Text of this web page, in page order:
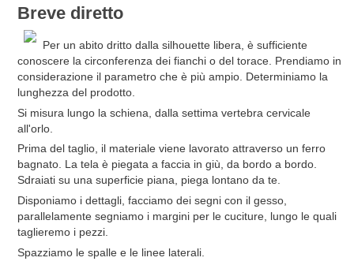
Breve diretto
Per un abito dritto dalla silhouette libera, è sufficiente
conoscere la circonferenza dei fianchi o del torace. Prendiamo in
considerazione il parametro che è più ampio. Determiniamo la
lunghezza del prodotto.
Si misura lungo la schiena, dalla settima vertebra cervicale
all'orlo.
Prima del taglio, il materiale viene lavorato attraverso un ferro
bagnato. La tela è piegata a faccia in giù, da bordo a bordo.
Sdraiati su una superficie piana, piega lontano da te.
Disponiamo i dettagli, facciamo dei segni con il gesso,
parallelamente segniamo i margini per le cuciture, lungo le quali
taglieremo i pezzi.
Spazziamo le spalle e le linee laterali.